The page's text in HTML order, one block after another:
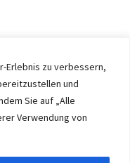
Erlebnis zu verbessern,
und
Sie auf „Alle
Verwendung von
of the ERUON